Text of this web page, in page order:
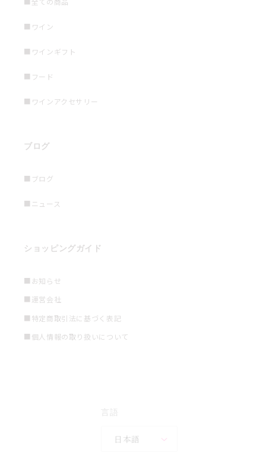
■ワイン
■ワインギフト
■フード
■ワインアクセサリー
ブログ
■ブログ
■ニュース
ショッピングガイド
■お知らせ
■運営会社
■特定商取引法に基づく表記
■個人情報の取り扱いについて
言語
日本語